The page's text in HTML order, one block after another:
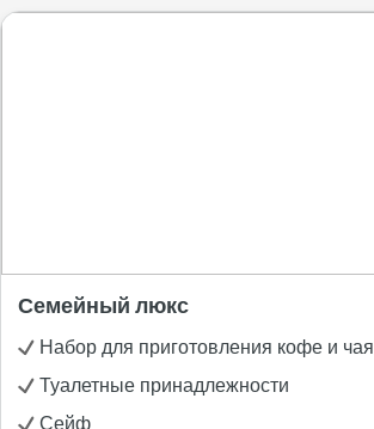
Семейный люкс
Набор для приготовления кофе и чая
Туалетные принадлежности
Сейф